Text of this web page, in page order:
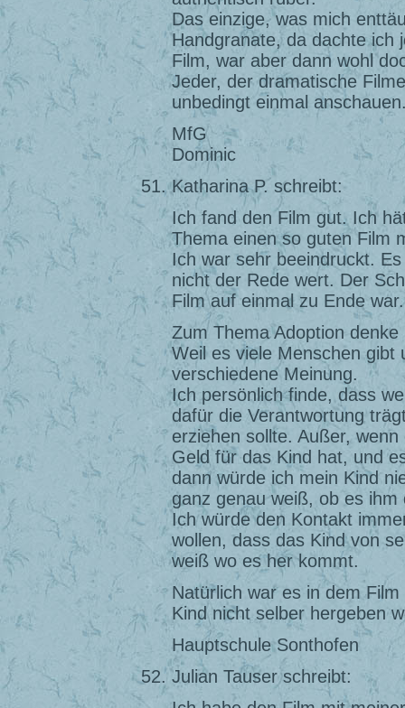
Das einzige, was mich
Handgranate, da dachte ich
Film, war aber dann wohl
Jeder, der dramatische
unbedingt einmal
MfG
Dominic
Katharina P. schreibt:
Ich fand den Film gut. Ich
Thema einen so guten Film
Ich war sehr beeindruckt.
nicht der Rede wert. Der
Film auf einmal zu Ende war.
Zum Thema Adoption
Weil es viele Menschen gibt
verschiedene Meinung.
Ich persönlich finde, dass
dafür die Verantwortung
erziehen sollte. Außer,
Geld für das Kind hat, und
dann würde ich mein Kind
ganz genau weiß, ob es ihm
Ich würde den Kontakt
wollen, dass das Kind von
weiß wo es her kommt.
Natürlich war es in dem
Kind nicht selber hergeben
Hauptschule Sonthofen
Julian Tauser schreibt: